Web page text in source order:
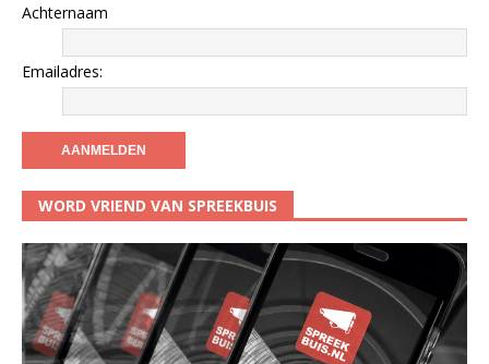
Achternaam
Emailadres:
WORD VRIEND VAN SPREEKBUIS